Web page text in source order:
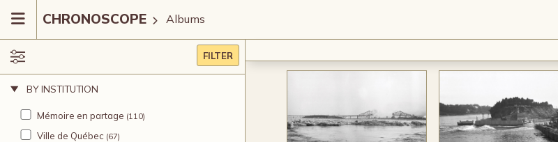
CHRONOSCOPE Albums
FILTER
BY INSTITUTION
Mémoire en partage (110)
Ville de Québec (67)